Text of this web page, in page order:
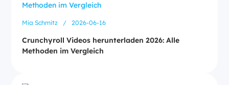
Mia Schmitz / 2026-06-16
Crunchyroll Videos herunterladen 2026: Alle
Methoden im Vergleich